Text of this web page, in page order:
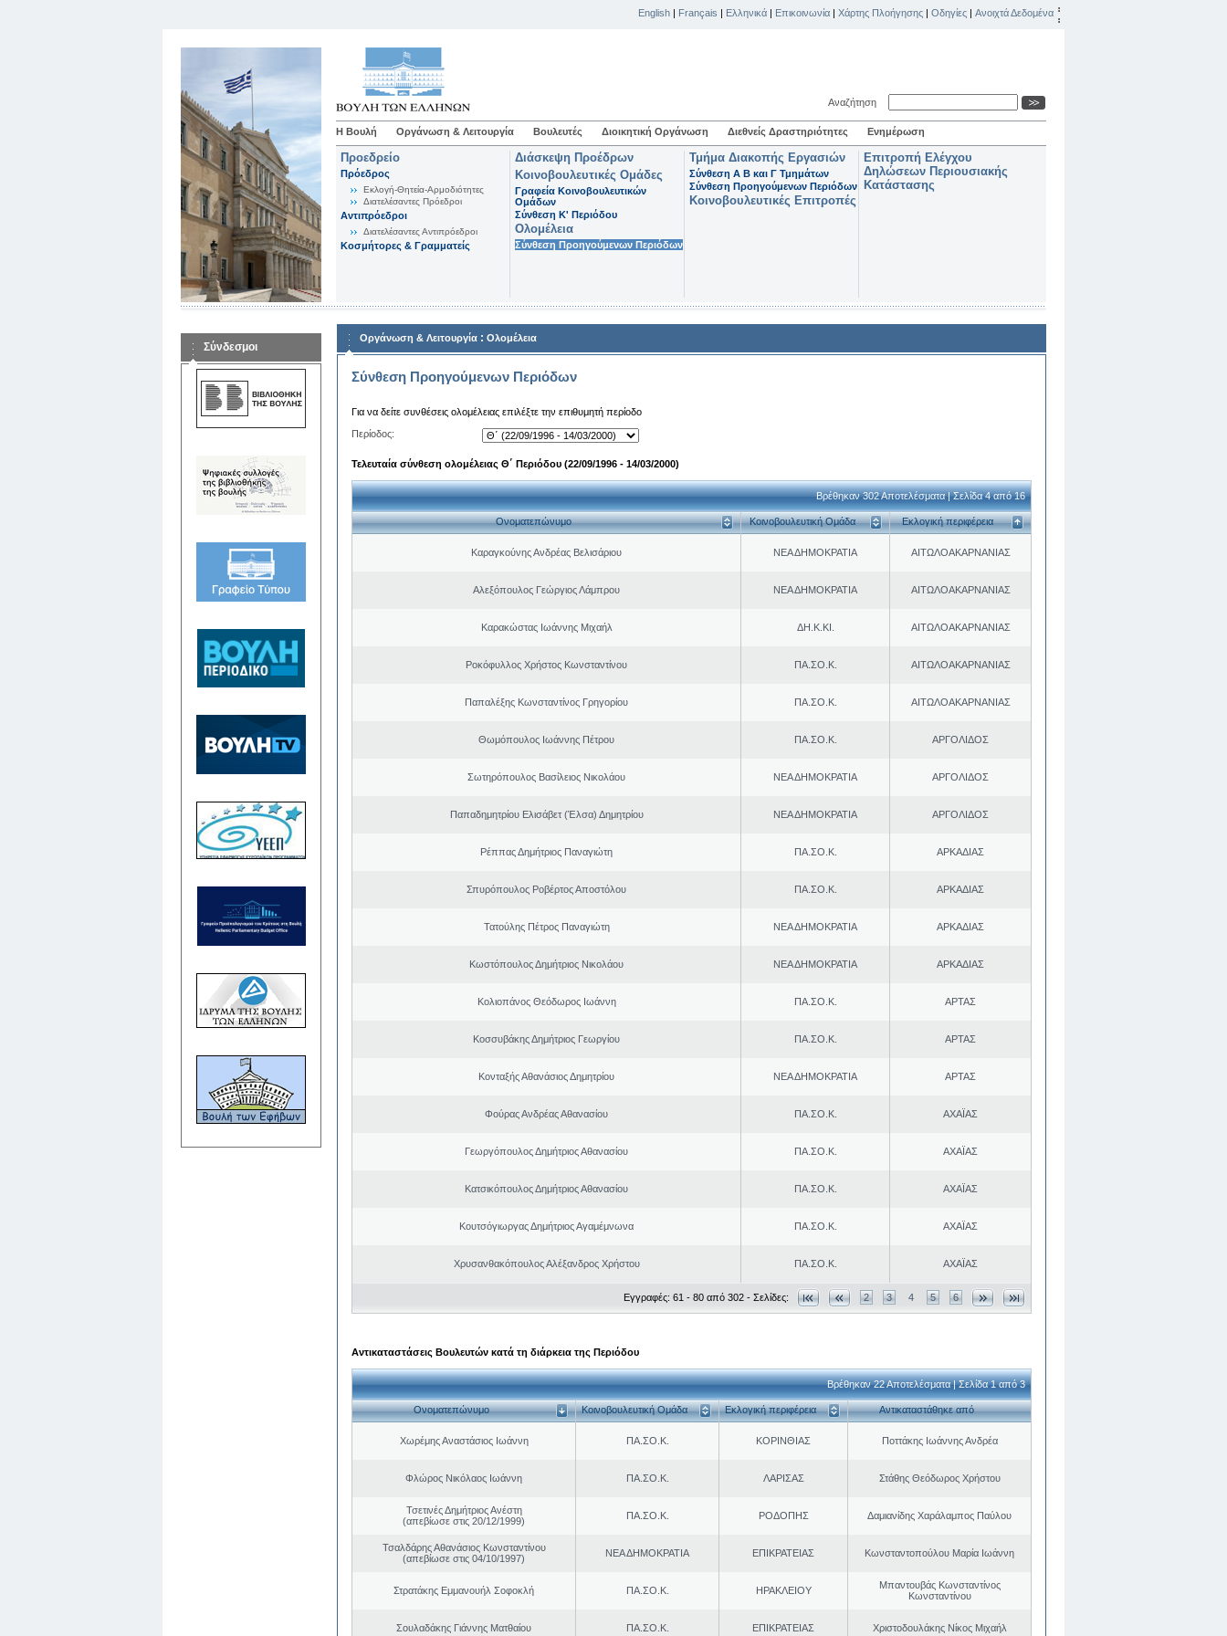
English | Français | Ελληνικά | Επικοινωνία | Χάρτης Πλοήγησης | Οδηγίες | Ανοιχτά Δεδομένα
Αναζήτηση
Η Βουλή Οργάνωση & Λειτουργία Βουλευτές Διοικητική Οργάνωση Διεθνείς Δραστηριότητες Ενημέρωση
Προεδρείο
Πρόεδρος
Εκλογή-Θητεία-Αρμοδιότητες
Διατελέσαντες Πρόεδροι
Αντιπρόεδροι
Διατελέσαντες Αντιπρόεδροι
Κοσμήτορες & Γραμματείς
Διάσκεψη Προέδρων
Κοινοβουλευτικές Ομάδες
Γραφεία Κοινοβουλευτικών
Ομάδων
Σύνθεση K' Περιόδου
Ολομέλεια
Σύνθεση Προηγούμενων Περιόδων
Τμήμα Διακοπής Εργασιών
Σύνθεση Α Β και Γ Τμημάτων
Σύνθεση Προηγούμενων Περιόδων
Κοινοβουλευτικές Επιτροπές
Επιτροπή Ελέγχου
Δηλώσεων Περιουσιακής
Κατάστασης
Σύνδεσμοι
Οργάνωση & Λειτουργία : Ολομέλεια
Σύνθεση Προηγούμενων Περιόδων
Για να δείτε συνθέσεις ολομέλειας επιλέξτε την επιθυμητή περίοδο
Περίοδος:
Τελευταία σύνθεση ολομέλειας Θ΄ Περιόδου (22/09/1996 - 14/03/2000)
Βρέθηκαν 302 Αποτελέσματα | Σελίδα 4 από 16
Ονοματεπώνυμο Κοινοβουλευτική Ομάδα Εκλογική περιφέρεια
Καραγκούνης Ανδρέας Βελισάριου ΝΕΑ ΔΗΜΟΚΡΑΤΙΑ ΑΙΤΩΛΟΑΚΑΡΝΑΝΙΑΣ
Αλεξόπουλος Γεώργιος Λάμπρου ΝΕΑ ΔΗΜΟΚΡΑΤΙΑ ΑΙΤΩΛΟΑΚΑΡΝΑΝΙΑΣ
Καρακώστας Ιωάννης Μιχαήλ ΔΗ.Κ.ΚΙ. ΑΙΤΩΛΟΑΚΑΡΝΑΝΙΑΣ
Ροκόφυλλος Χρήστος Κωνσταντίνου ΠΑ.ΣΟ.Κ. ΑΙΤΩΛΟΑΚΑΡΝΑΝΙΑΣ
Παπαλέξης Κωνσταντίνος Γρηγορίου ΠΑ.ΣΟ.Κ. ΑΙΤΩΛΟΑΚΑΡΝΑΝΙΑΣ
Θωμόπουλος Ιωάννης Πέτρου ΠΑ.ΣΟ.Κ. ΑΡΓΟΛΙΔΟΣ
Σωτηρόπουλος Βασίλειος Νικολάου ΝΕΑ ΔΗΜΟΚΡΑΤΙΑ ΑΡΓΟΛΙΔΟΣ
Παπαδημητρίου Ελισάβετ (Έλσα) Δημητρίου ΝΕΑ ΔΗΜΟΚΡΑΤΙΑ ΑΡΓΟΛΙΔΟΣ
Ρέππας Δημήτριος Παναγιώτη ΠΑ.ΣΟ.Κ. ΑΡΚΑΔΙΑΣ
Σπυρόπουλος Ροβέρτος Αποστόλου ΠΑ.ΣΟ.Κ. ΑΡΚΑΔΙΑΣ
Τατούλης Πέτρος Παναγιώτη ΝΕΑ ΔΗΜΟΚΡΑΤΙΑ ΑΡΚΑΔΙΑΣ
Κωστόπουλος Δημήτριος Νικολάου ΝΕΑ ΔΗΜΟΚΡΑΤΙΑ ΑΡΚΑΔΙΑΣ
Κολιοπάνος Θεόδωρος Ιωάννη ΠΑ.ΣΟ.Κ. ΑΡΤΑΣ
Κοσσυβάκης Δημήτριος Γεωργίου ΠΑ.ΣΟ.Κ. ΑΡΤΑΣ
Κονταξής Αθανάσιος Δημητρίου ΝΕΑ ΔΗΜΟΚΡΑΤΙΑ ΑΡΤΑΣ
Φούρας Ανδρέας Αθανασίου ΠΑ.ΣΟ.Κ. ΑΧΑΪΑΣ
Γεωργόπουλος Δημήτριος Αθανασίου ΠΑ.ΣΟ.Κ. ΑΧΑΪΑΣ
Κατσικόπουλος Δημήτριος Αθανασίου ΠΑ.ΣΟ.Κ. ΑΧΑΪΑΣ
Κουτσόγιωργας Δημήτριος Αγαμέμνωνα ΠΑ.ΣΟ.Κ. ΑΧΑΪΑΣ
Χρυσανθακόπουλος Αλέξανδρος Χρήστου ΠΑ.ΣΟ.Κ. ΑΧΑΪΑΣ
Εγγραφές: 61 - 80 από 302 - Σελίδες: 2 3 4 5 6
Αντικαταστάσεις Βουλευτών κατά τη διάρκεια της Περιόδου
Βρέθηκαν 22 Αποτελέσματα | Σελίδα 1 από 3
Ονοματεπώνυμο Κοινοβουλευτική Ομάδα Εκλογική περιφέρεια Αντικαταστάθηκε από
Χωρέμης Αναστάσιος Ιωάννη ΠΑ.ΣΟ.Κ. ΚΟΡΙΝΘΙΑΣ Ποττάκης Ιωάννης Ανδρέα
Φλώρος Νικόλαος Ιωάννη ΠΑ.ΣΟ.Κ. ΛΑΡΙΣΑΣ Στάθης Θεόδωρος Χρήστου
Τσετινές Δημήτριος Ανέστη
(απεβίωσε στις 20/12/1999)
ΠΑ.ΣΟ.Κ. ΡΟΔΟΠΗΣ Δαμιανίδης Χαράλαμπος Παύλου
Τσαλδάρης Αθανάσιος Κωνσταντίνου
(απεβίωσε στις 04/10/1997)
ΝΕΑ ΔΗΜΟΚΡΑΤΙΑ ΕΠΙΚΡΑΤΕΙΑΣ Κωνσταντοπούλου Μαρία Ιωάννη
Στρατάκης Εμμανουήλ Σοφοκλή ΠΑ.ΣΟ.Κ. ΗΡΑΚΛΕΙΟΥ
Μπαντουβάς Κωνσταντίνος
Κωνσταντίνου
Σουλαδάκης Γιάννης Ματθαίου ΠΑ.ΣΟ.Κ. ΕΠΙΚΡΑΤΕΙΑΣ Χριστοδουλάκης Νίκος Μιχαήλ